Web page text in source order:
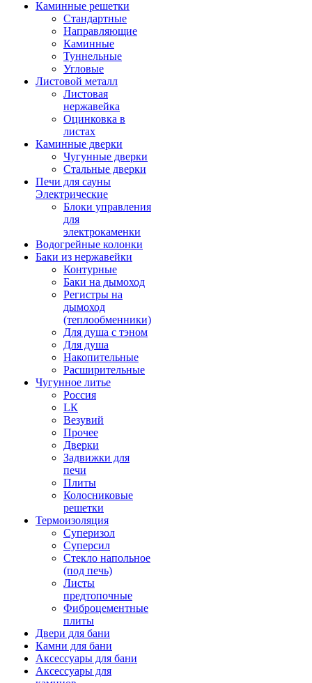
Каминные решетки
Стандартные
Направляющие
Каминные
Туннельные
Угловые
Листовой металл
Листовая
нержавейка
Оцинковка в
листах
Каминные дверки
Чугунные дверки
Стальные дверки
Печи для сауны
Электрические
Блоки управления
для
электрокаменки
Водогрейные колонки
Баки из нержавейки
Контурные
Баки на дымоход
Регистры на
дымоход
(теплообменники)
Для душа с тэном
Для душа
Накопительные
Расширительные
Чугунное литье
Россия
LК
Везувий
Прочее
Дверки
Задвижки для
печи
Плиты
Колосниковые
решетки
Термоизоляция
Суперизол
Суперсил
Стекло напольное
(под печь)
Листы
предтопочные
Фиброцементные
плиты
Двери для бани
Камни для бани
Аксессуары для бани
Аксессуары для